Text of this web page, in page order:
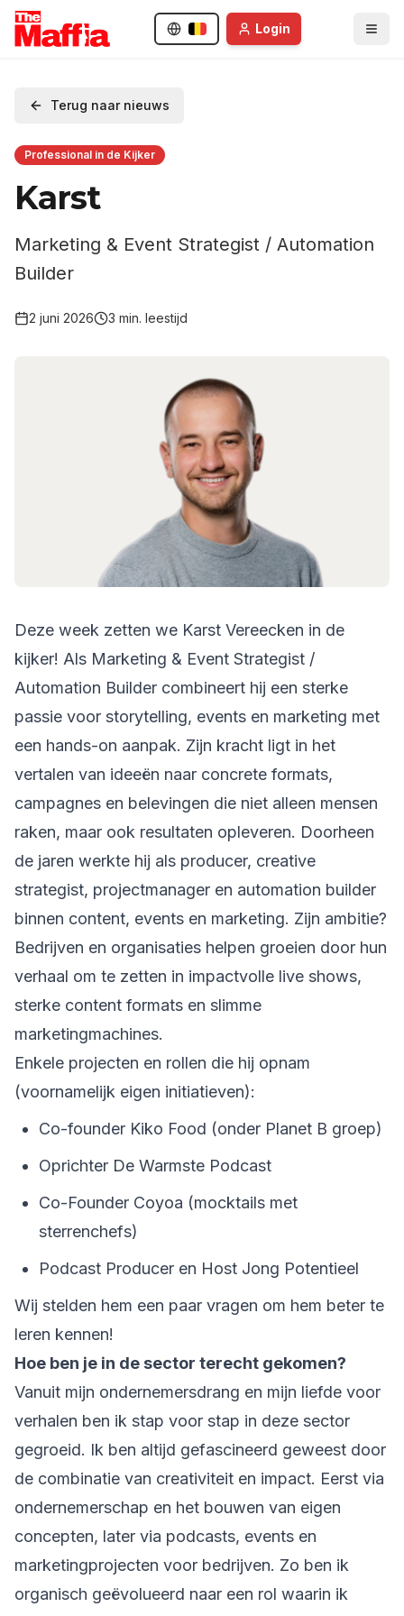
Login
Terug naar nieuws
Professional in de Kijker
Karst
Marketing & Event Strategist / Automation
Builder
2 juni 2026 3 min. leestijd
Deze week zetten we Karst Vereecken in de
kijker! Als Marketing & Event Strategist /
Automation Builder combineert hij een sterke
passie voor storytelling, events en marketing met
een hands-on aanpak. Zijn kracht ligt in het
vertalen van ideeën naar concrete formats,
campagnes en belevingen die niet alleen mensen
raken, maar ook resultaten opleveren. Doorheen
de jaren werkte hij als producer, creative
strategist, projectmanager en automation builder
binnen content, events en marketing. Zijn ambitie?
Bedrijven en organisaties helpen groeien door hun
verhaal om te zetten in impactvolle live shows,
sterke content formats en slimme
marketingmachines.
Enkele projecten en rollen die hij opnam
(voornamelijk eigen initiatieven):
Co-founder Kiko Food (onder Planet B groep)
Oprichter De Warmste Podcast
Co-Founder Coyoa (mocktails met
sterrenchefs)
Podcast Producer en Host Jong Potentieel
Wij stelden hem een paar vragen om hem beter te
leren kennen!
Hoe ben je in de sector terecht gekomen?
Vanuit mijn ondernemersdrang en mijn liefde voor
verhalen ben ik stap voor stap in deze sector
gegroeid. Ik ben altijd gefascineerd geweest door
de combinatie van creativiteit en impact. Eerst via
ondernemerschap en het bouwen van eigen
concepten, later via podcasts, events en
marketingprojecten voor bedrijven. Zo ben ik
organisch geëvolueerd naar een rol waarin ik